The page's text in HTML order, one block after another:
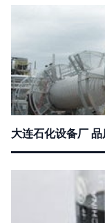
大连石化设备厂